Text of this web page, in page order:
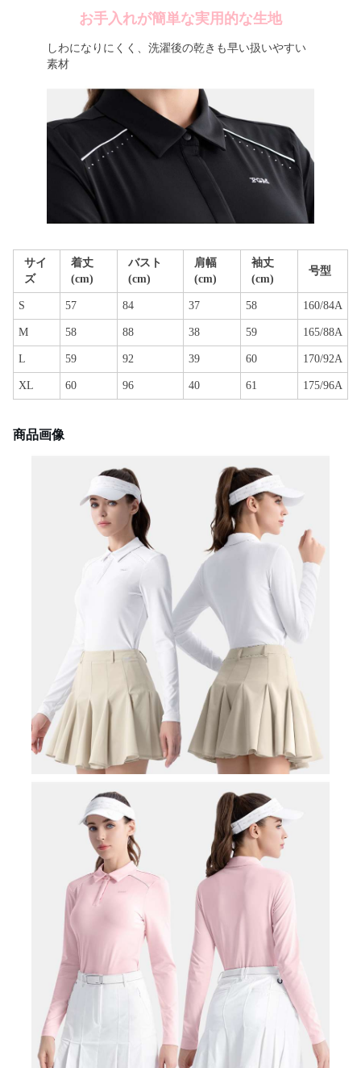
お手入れが簡単な実用的な生地
しわになりにくく、洗濯後の乾きも早い扱いやすい
素材
サイ
ズ
着丈
(cm)
バスト
(cm)
肩幅
(cm)
袖丈
(cm)
号型
S 57 84 37 58 160/84A
M 58 88 38 59 165/88A
L 59 92 39 60 170/92A
XL 60 96 40 61 175/96A
商品画像